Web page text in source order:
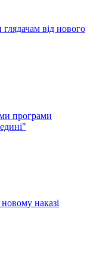
від нового
програми
наказі